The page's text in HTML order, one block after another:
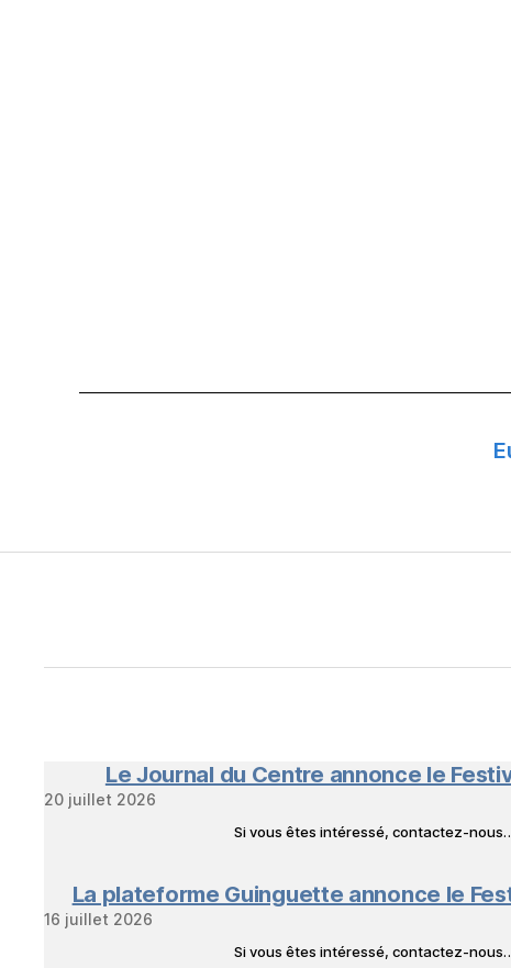
Le Journal du Centre annonce le
20 juillet 2026
Si vous êtes intéressé, contactez-
La plateforme Guinguette annonce le
16 juillet 2026
Si vous êtes intéressé, contactez-